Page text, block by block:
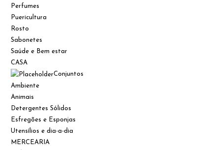
Perfumes
Puericultura
Rosto
Sabonetes
Saúde e Bem estar
CASA
Conjuntos
Ambiente
Animais
Detergentes Sólidos
Esfregões e Esponjas
Utensílios e dia-a-dia
MERCEARIA